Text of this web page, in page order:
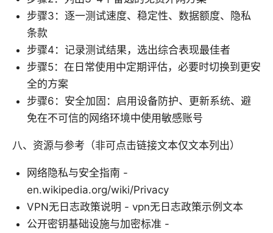
步骤3：逐一测试速度、稳定性、数据额度、隐私
条款
步骤4：记录测试结果，选出综合表现最佳者
步骤5：在日常使用中定期评估，必要时切换到更安
全的方案
步骤6：安全加固：启用设备防护、更新系统、避
免在不可信的网络环境中使用敏感账号
八、资源与参考（非可点击链接文本仅文本列出）
网络隐私与安全指南 -
en.wikipedia.org/wiki/Privacy
VPN无日志政策说明 - vpn无日志政策示例文本
公开密钥基础设施与加密标准 -